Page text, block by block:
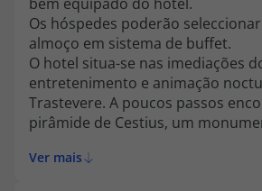
topatlantico@topatlantico.com
Os hóspedes poderão
almoço em sistema de buffet.
O hotel situa-se nas imediações
entretenimento e animação
Trastevere. A poucos passos
pirâmide de Cestius, um
ainda uma estação de metro, com
Ver mais